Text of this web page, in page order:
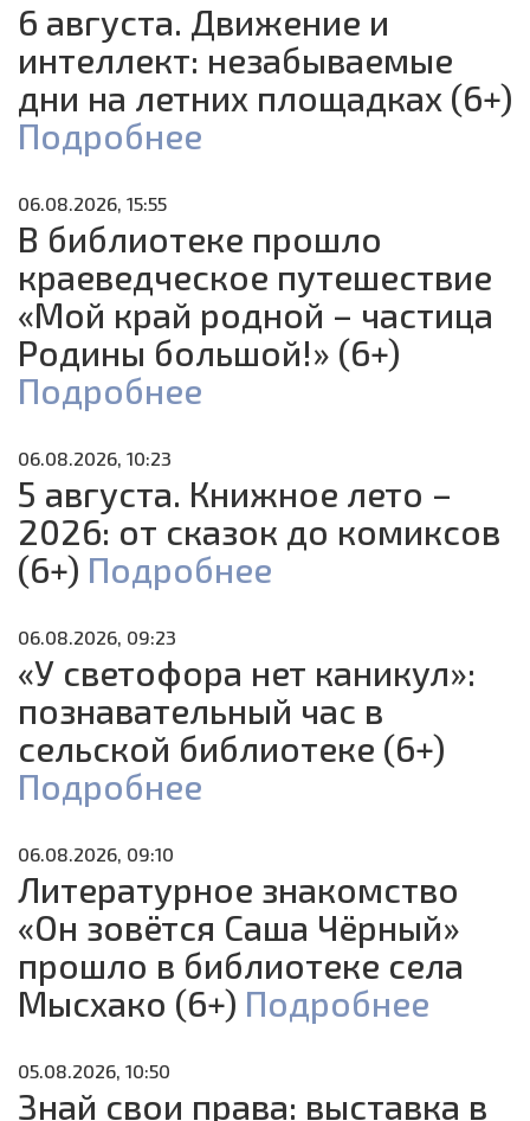
6 августа. Движение и
интеллект: незабываемые
дни на летних площадках (6+)
Подробнее
06.08.2026, 15:55
В библиотеке прошло
краеведческое путешествие
«Мой край родной – частица
Родины большой!» (6+)
Подробнее
06.08.2026, 10:23
5 августа. Книжное лето –
2026: от сказок до комиксов
(6+) Подробнее
06.08.2026, 09:23
«У светофора нет каникул»:
познавательный час в
сельской библиотеке (6+)
Подробнее
06.08.2026, 09:10
Литературное знакомство
«Он зовётся Саша Чёрный»
прошло в библиотеке села
Мысхако (6+) Подробнее
05.08.2026, 10:50
Знай свои права: выставка в